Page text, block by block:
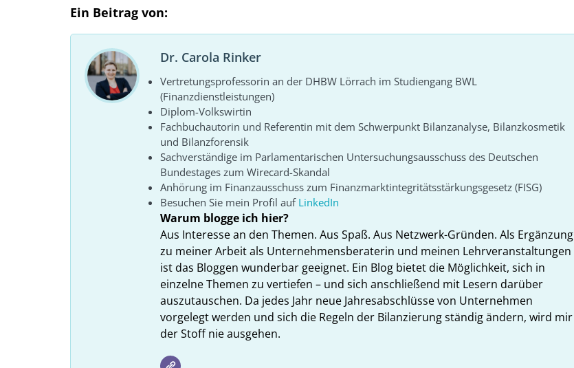
Ein Beitrag von:
Dr. Carola Rinker
Vertretungsprofessorin an der DHBW Lörrach im Studiengang BWL
(Finanzdienstleistungen)
Diplom-Volkswirtin
Fachbuchautorin und Referentin mit dem Schwerpunkt Bilanzanalyse, Bilanzkosmetik
und Bilanzforensik
Sachverständige im Parlamentarischen Untersuchungsausschuss des Deutschen
Bundestages zum Wirecard-Skandal
Anhörung im Finanzausschuss zum Finanzmarktintegritätsstärkungsgesetz (FISG)
Besuchen Sie mein Profil auf LinkedIn
Warum blogge ich hier?
Aus Interesse an den Themen. Aus Spaß. Aus Netzwerk-Gründen. Als Ergänzung
zu meiner Arbeit als Unternehmensberaterin und meinen Lehrveranstaltungen
ist das Bloggen wunderbar geeignet. Ein Blog bietet die Möglichkeit, sich in
einzelne Themen zu vertiefen – und sich anschließend mit Lesern darüber
auszutauschen. Da jedes Jahr neue Jahresabschlüsse von Unternehmen
vorgelegt werden und sich die Regeln der Bilanzierung ständig ändern, wird mir
der Stoff nie ausgehen.